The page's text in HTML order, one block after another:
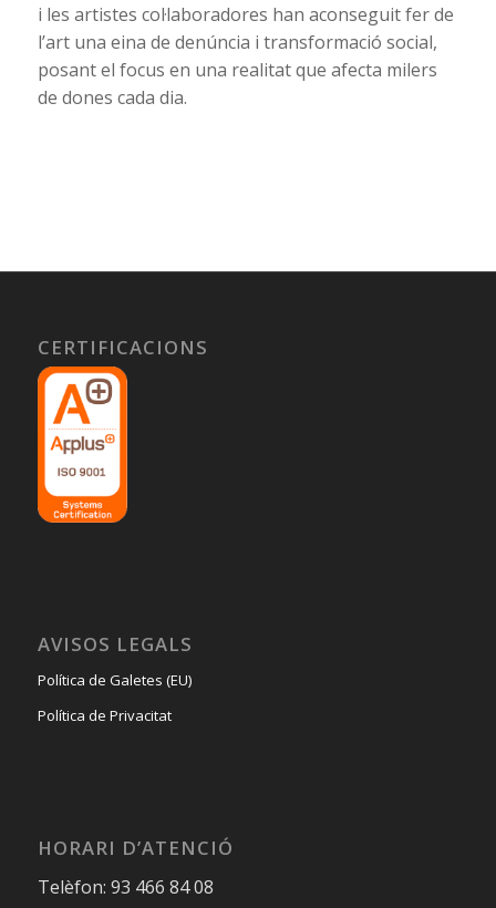
i les artistes col·laboradores han aconseguit fer de
l’art una eina de denúncia i transformació social,
posant el focus en una realitat que afecta milers
de dones cada dia.
CERTIFICACIONS
AVISOS LEGALS
Política de Galetes (EU)
Política de Privacitat
HORARI D’ATENCIÓ
Telèfon: 93 466 84 08